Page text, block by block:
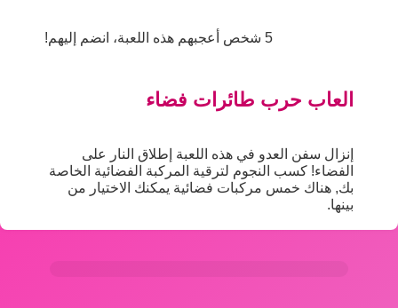
5 شخص أعجبهم هذه اللعبة، انضم إليهم!
العاب حرب طائرات فضاء
إنزال سفن العدو في هذه اللعبة إطلاق النار على
الفضاء! كسب النجوم لترقية المركبة الفضائية الخاصة
بك, هناك خمس مركبات فضائية يمكنك الاختيار من
بينها.